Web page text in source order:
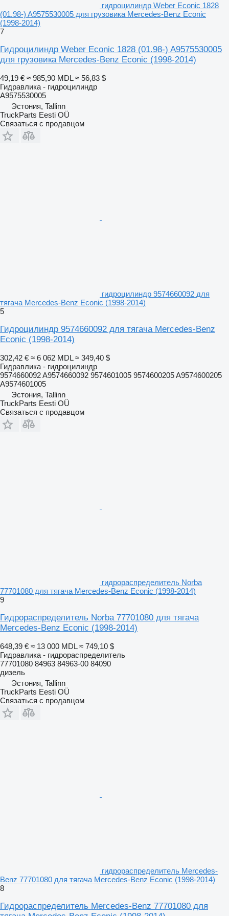
гидроцилиндр Weber Econic 1828
(01.98-) A9575530005 для грузовика Mercedes-Benz Econic
(1998-2014)
7
Гидроцилиндр Weber Econic 1828 (01.98-) A9575530005
для грузовика Mercedes-Benz Econic (1998-2014)
49,19 € ≈ 985,90 MDL ≈ 56,83 $
Гидравлика - гидроцилиндр
A9575530005
Эстония, Tallinn
TruckParts Eesti OÜ
Связаться с продавцом
гидроцилиндр 9574660092 для
тягача Mercedes-Benz Econic (1998-2014)
5
Гидроцилиндр 9574660092 для тягача Mercedes-Benz
Econic (1998-2014)
302,42 € ≈ 6 062 MDL ≈ 349,40 $
Гидравлика - гидроцилиндр
9574660092 A9574660092 9574601005 9574600205 A9574600205
A9574601005
Эстония, Tallinn
TruckParts Eesti OÜ
Связаться с продавцом
гидрораспределитель Norba
77701080 для тягача Mercedes-Benz Econic (1998-2014)
9
Гидрораспределитель Norba 77701080 для тягача
Mercedes-Benz Econic (1998-2014)
648,39 € ≈ 13 000 MDL ≈ 749,10 $
Гидравлика - гидрораспределитель
77701080 84963 84963-00 84090
дизель
Эстония, Tallinn
TruckParts Eesti OÜ
Связаться с продавцом
гидрораспределитель Mercedes-
Benz 77701080 для тягача Mercedes-Benz Econic (1998-2014)
8
Гидрораспределитель Mercedes-Benz 77701080 для